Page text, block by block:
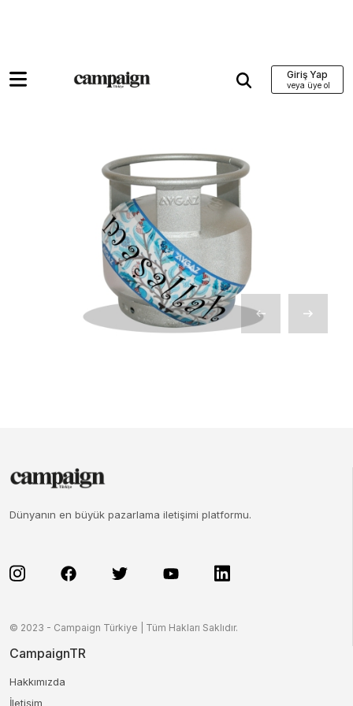
Giriş Yap
Dünyanın en büyük pazarlama iletişimi platformu.
© 2023 - Campaign Türkiye | Tüm Hakları Saklıdır.
CampaignTR
Hakkımızda
İletişim